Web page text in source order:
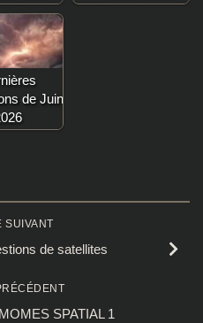
de Juin
SUIVANT
de satellites
SPATIAL 1